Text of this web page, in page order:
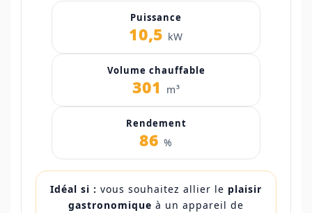
Puissance
10,5 kW
Volume chauffable
301 m³
Rendement
86 %
Idéal si : vous souhaitez allier le plaisir
gastronomique à un appareil de